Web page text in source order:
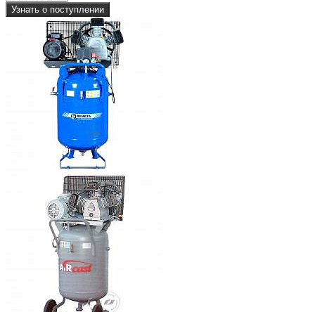
Узнать о поступлении